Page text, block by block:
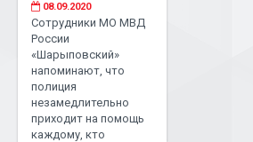
08.09.2020
Сотрудники МО МВД
России
«Шарыповский»
напоминают, что
полиция
незамедлительно
приходит на помощь
каждому, кто